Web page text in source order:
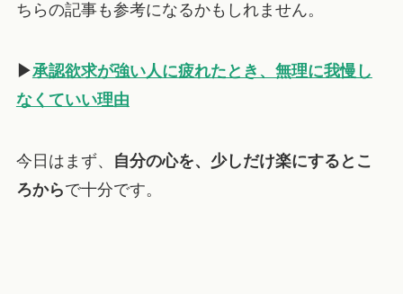
ちらの記事も参考になるかもしれません。
▶承認欲求が強い人に疲れたとき、無理に我慢し
なくていい理由
今日はまず、
自分の心を、少しだけ楽にするとこ
ろからで十分です。